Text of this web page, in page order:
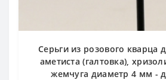
Серьги из розового кварца
аметиста (галтовка),
жемчуга диаметр 4 мм -